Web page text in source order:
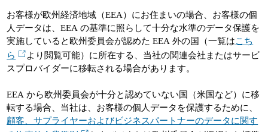
お客様が欧州経済地域（EEA）にお住まいの場合、お客様の個
人データは、EEA の基準に照らして十分な水準のデータ保護を
実施していると欧州委員会が認めた EEA 外の国（一覧はこち
ら
より閲覧可能）に所在する、当社の関連会社またはサービ
スプロバイダーに移転される場合があります。
EEA から欧州委員会が十分と認めていない国（米国など）に移
転する場合、当社は、お客様の個人データを保護するために、
顧客、サプライヤーおよびビジネスパートナーのデータに関す